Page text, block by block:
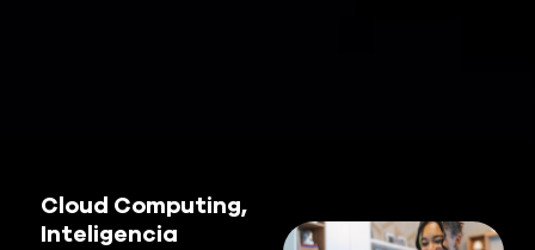
Cloud Computing,
Inteligencia